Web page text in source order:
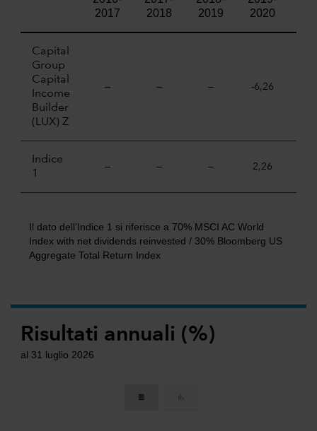
2017
2018
2019
2020
Capital
Group
Capital
Income
Builder
(LUX) Z
— — — -6,26
Indice
1
— — — 2,26
Il dato dell’Indice 1 si riferisce a 70% MSCI AC World
Index with net dividends reinvested / 30% Bloomberg US
Aggregate Total Return Index
Risultati annuali (%)
al 31 luglio 2026